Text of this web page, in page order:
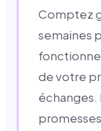
Comptez
semaines
de votre
échanges.